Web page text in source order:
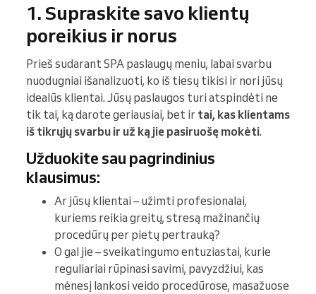
1. Supraskite savo klientų
poreikius ir norus
Prieš sudarant SPA paslaugų meniu, labai svarbu
nuodugniai išanalizuoti, ko iš tiesų tikisi ir nori jūsų
idealūs klientai. Jūsų paslaugos turi atspindėti ne
tik tai, ką darote geriausiai, bet ir tai, kas klientams
iš tikrųjų svarbu ir už ką jie pasiruošę mokėti.
Užduokite sau pagrindinius
klausimus:
Ar jūsų klientai – užimti profesionalai,
kuriems reikia greitų, stresą mažinančių
procedūrų per pietų pertrauką?
O gal jie – sveikatingumo entuziastai, kurie
reguliariai rūpinasi savimi, pavyzdžiui, kas
mėnesį lankosi veido procedūrose, masažuose